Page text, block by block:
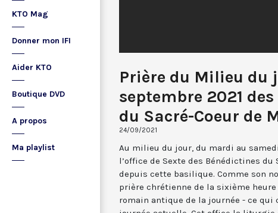
KTO Mag
Donner mon IFI
Aider KTO
Boutique DVD
A propos
Ma playlist
Prière du Milieu du
septembre 2021
du Sacré-Coeur de
24/09/2021
Au milieu du jour, du mardi au
l’office de Sexte des Bénédictines du
depuis cette basilique. Comme son
prière chrétienne de la sixième
romain antique de la journée - ce qui